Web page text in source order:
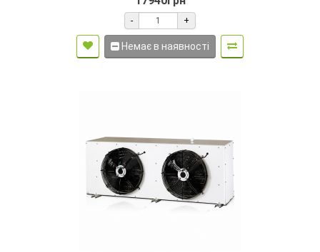
- +
Немає в наявності